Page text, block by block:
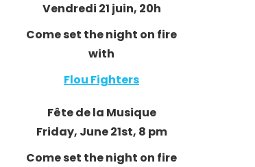
Vendredi 21 juin, 20h
Come set the night on fire
with
Flou Fighters
Fête de la Musique
Friday, June 21st, 8 pm
Come set the night on fire